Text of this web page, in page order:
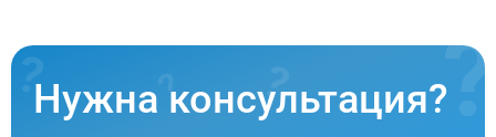
Нужна консультация?